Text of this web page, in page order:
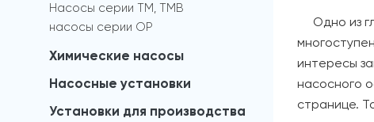
Одно из
интересы
насосного
странице.
Насосы серии TM, TMB
насосы серии OP
Химические насосы
Насосные установки
Установки для производства